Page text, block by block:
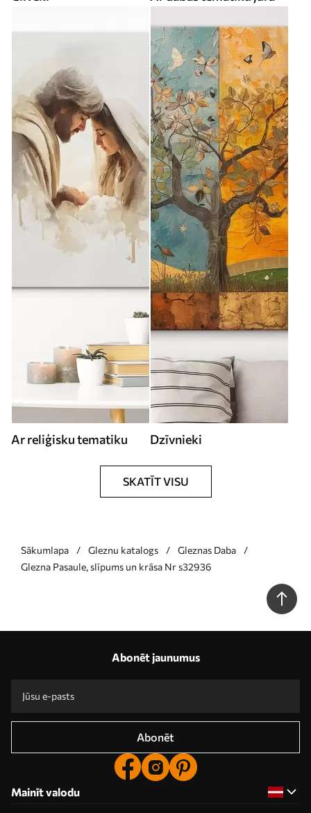
Ar reliģisku tematiku Dzīvnieki
SKATĪT VISU
Sākumlapa Gleznu katalogs
Gleznas Daba
Glezna Pasaule, slīpums un krāsa Nr s32936
Abonēt jaunumus
Abonēt
Mainīt valodu